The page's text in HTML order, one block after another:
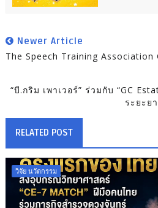
Newer Article
The Speech Training Association
“บี.กริม เพาเวอร์” ร่วมกับ “GC
ระยะย
RELATED POST
วิจัย นวัตกรรม